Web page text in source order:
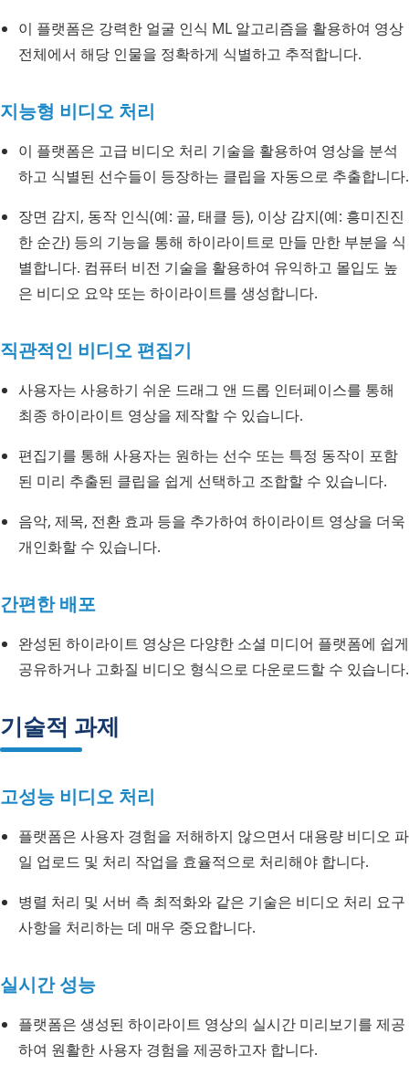
이 플랫폼은 강력한 얼굴 인식 ML 알고리즘을 활용하여 영상
전체에서 해당 인물을 정확하게 식별하고 추적합니다.
지능형 비디오 처리
이 플랫폼은 고급 비디오 처리 기술을 활용하여 영상을 분석
하고 식별된 선수들이 등장하는 클립을 자동으로 추출합니다.
장면 감지, 동작 인식(예: 골, 태클 등), 이상 감지(예: 흥미진진
한 순간) 등의 기능을 통해 하이라이트로 만들 만한 부분을 식
별합니다. 컴퓨터 비전 기술을 활용하여 유익하고 몰입도 높
은 비디오 요약 또는 하이라이트를 생성합니다.
직관적인 비디오 편집기
사용자는 사용하기 쉬운 드래그 앤 드롭 인터페이스를 통해
최종 하이라이트 영상을 제작할 수 있습니다.
편집기를 통해 사용자는 원하는 선수 또는 특정 동작이 포함
된 미리 추출된 클립을 쉽게 선택하고 조합할 수 있습니다.
음악, 제목, 전환 효과 등을 추가하여 하이라이트 영상을 더욱
개인화할 수 있습니다.
간편한 배포
완성된 하이라이트 영상은 다양한 소셜 미디어 플랫폼에 쉽게
공유하거나 고화질 비디오 형식으로 다운로드할 수 있습니다.
기술적 과제
고성능 비디오 처리
플랫폼은 사용자 경험을 저해하지 않으면서 대용량 비디오 파
일 업로드 및 처리 작업을 효율적으로 처리해야 합니다.
병렬 처리 및 서버 측 최적화와 같은 기술은 비디오 처리 요구
사항을 처리하는 데 매우 중요합니다.
실시간 성능
플랫폼은 생성된 하이라이트 영상의 실시간 미리보기를 제공
하여 원활한 사용자 경험을 제공하고자 합니다.